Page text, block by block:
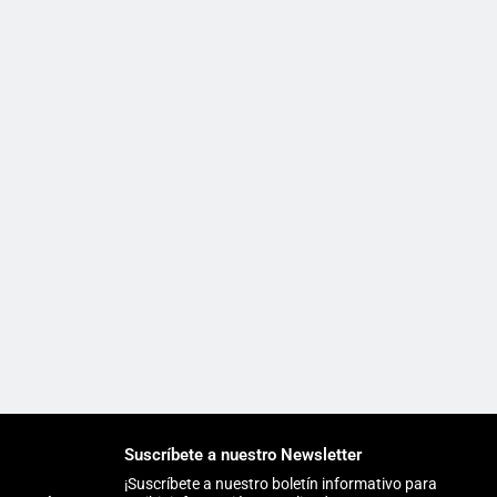
Suscríbete a nuestro Newsletter
¡Suscríbete a nuestro boletín informativo para